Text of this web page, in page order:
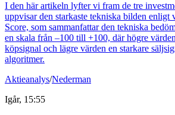
I den här artikeln lyfter vi fram de tre
uppvisar den starkaste tekniska bilden enligt
Score, som sammanfattar den tekniska
en skala från –100 till +100, där högre
köpsignal och lägre värden en starkare
algoritmer.
Aktieanalys/Nederman
Igår, 15:55